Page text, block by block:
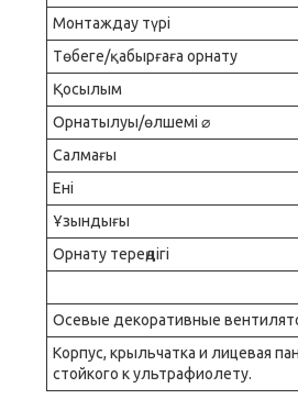
Монтаждау түрі
Төбеге/қабырғаға орнату
Қосылым
Орнатылуы/өлшемі ⌀
Салмағы
Ені
Ұзындығы
Орнату тереңдігі
Осевые декоративные
Корпус, крыльчатка и лицевая
стойкого к ультрафиолету.